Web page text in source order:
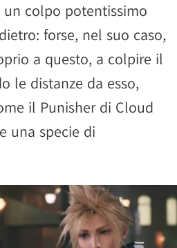
colpo potentissimo
forse, nel suo caso,
a questo, a colpire il
le distanze da esso,
il Punisher di Cloud
una specie di